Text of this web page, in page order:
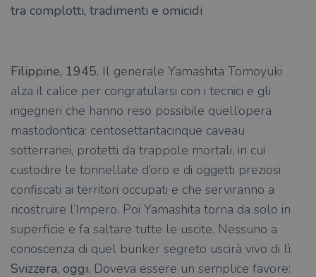
tra complotti, tradimenti e omicidi
Filippine, 1945. Il generale Yamashita Tomoyuki
alza il calice per congratularsi con i tecnici e gli
ingegneri che hanno reso possibile quell’opera
mastodontica: centosettantacinque caveau
sotterranei, protetti da trappole mortali, in cui
custodire le tonnellate d’oro e di oggetti preziosi
confiscati ai territori occupati e che serviranno a
ricostruire l’Impero. Poi Yamashita torna da solo in
superficie e fa saltare tutte le uscite. Nessuno a
conoscenza di quel bunker segreto uscirà vivo di lì.
Svizzera, oggi. Doveva essere un semplice favore: